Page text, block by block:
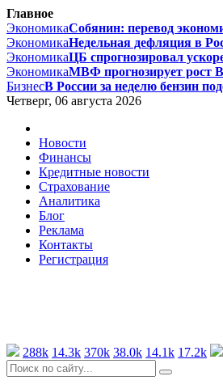
Главное
ЭкономикаСобянин: перевод
ЭкономикаНедельная дефляция в
ЭкономикаЦБ спрогнозировал
ЭкономикаМВФ прогнозирует рост
БизнесВ России за неделю бензин
Четверг, 06 августа 2026
Новости
Финансы
Кредитные новости
Страхование
Аналитика
Блог
Реклама
Контакты
Регистрация
288k 14.3k 370k 38.0k 14.1k 17.2k